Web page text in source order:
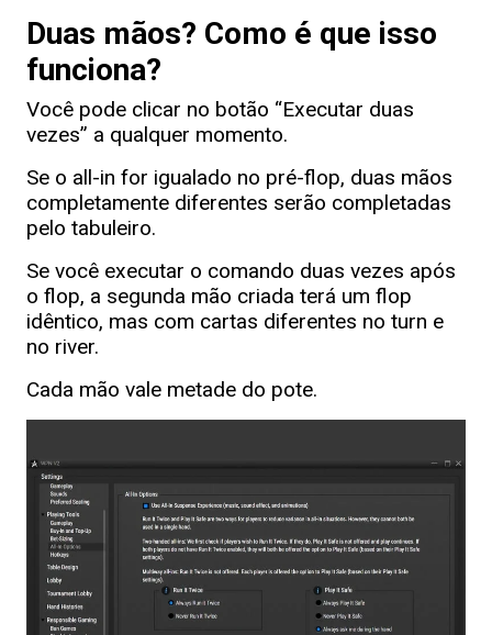
Duas mãos? Como é que isso
funciona?
Você pode clicar no botão “Executar duas
vezes” a qualquer momento.
Se o all-in for igualado no pré-flop, duas mãos
completamente diferentes serão completadas
pelo tabuleiro.
Se você executar o comando duas vezes após
o flop, a segunda mão criada terá um flop
idêntico, mas com cartas diferentes no turn e
no river.
Cada mão vale metade do pote.